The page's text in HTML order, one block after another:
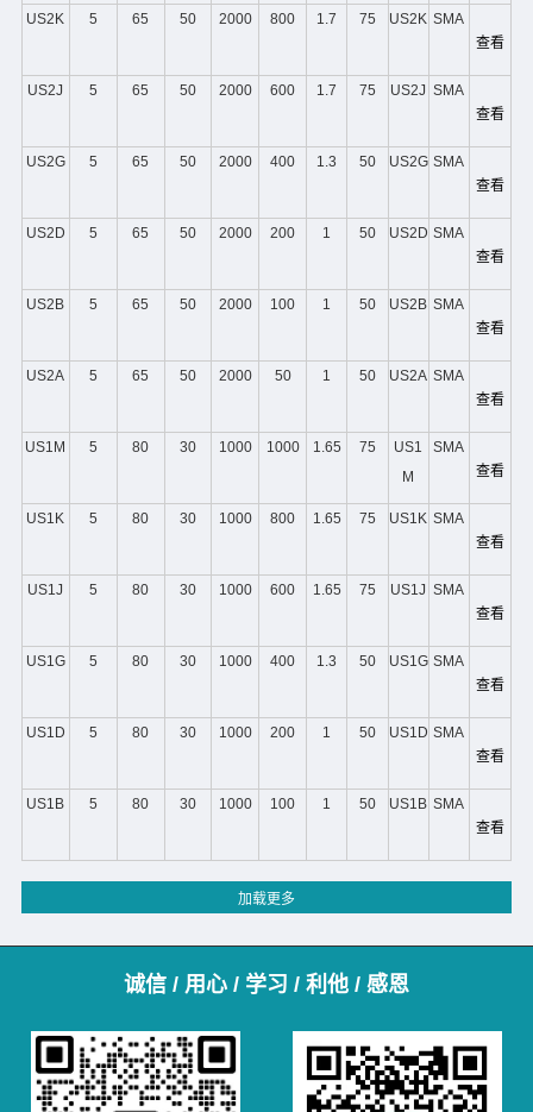
US2K 5 65 50 2000 800 1.7 75 US2K SMA
查看
US2J 5 65 50 2000 600 1.7 75 US2J SMA
查看
US2G 5 65 50 2000 400 1.3 50 US2G SMA
查看
US2D 5 65 50 2000 200 1 50 US2D SMA
查看
US2B 5 65 50 2000 100 1 50 US2B SMA
查看
US2A 5 65 50 2000 50 1 50 US2A SMA
查看
US1M 5 80 30 1000 1000 1.65 75
US1
M
SMA
查看
US1K 5 80 30 1000 800 1.65 75 US1K SMA
查看
US1J 5 80 30 1000 600 1.65 75 US1J SMA
查看
US1G 5 80 30 1000 400 1.3 50 US1G SMA
查看
US1D 5 80 30 1000 200 1 50 US1D SMA
查看
US1B 5 80 30 1000 100 1 50 US1B SMA
查看
诚信 / 用心 / 学习 / 利他 / 感恩